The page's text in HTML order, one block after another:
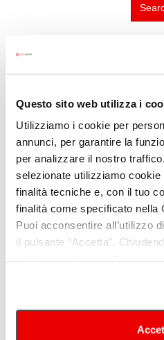
Questo sito web utilizza i
Utilizziamo i cookie per
annunci, per garantire la
per analizzare il nostro
selezionate utilizziamo
finalità tecniche e, con il tuo
finalità come specificato nella
Puoi acconsentire all’utilizzo
il pulsante “Accetta”.